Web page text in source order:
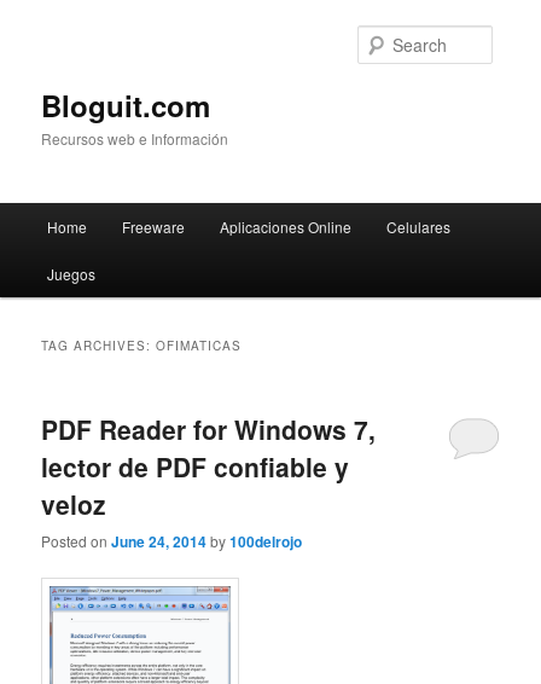
Bloguit.com
Recursos web e Información
Skip
to
Skip
to
Home Freeware Aplicaciones Online Celulares
Juegos
TAG ARCHIVES:OFIMATICAS
PDF Reader for Windows 7,
lector de PDF confiable y
veloz
Posted onJune 24, 2014by100delrojo